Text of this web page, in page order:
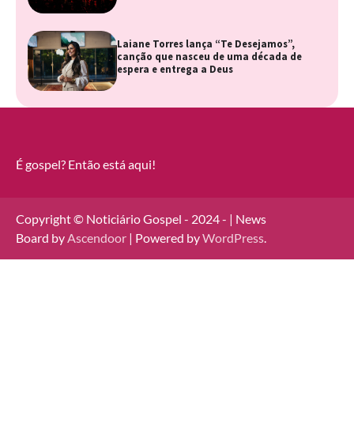
Laiane Torres lança “Te Desejamos”,
canção que nasceu de uma década de
espera e entrega a Deus
É gospel? Então está aqui!
Copyright © Noticiário Gospel - 2024 - | News
Board byAscendoor | Powered byWordPress.